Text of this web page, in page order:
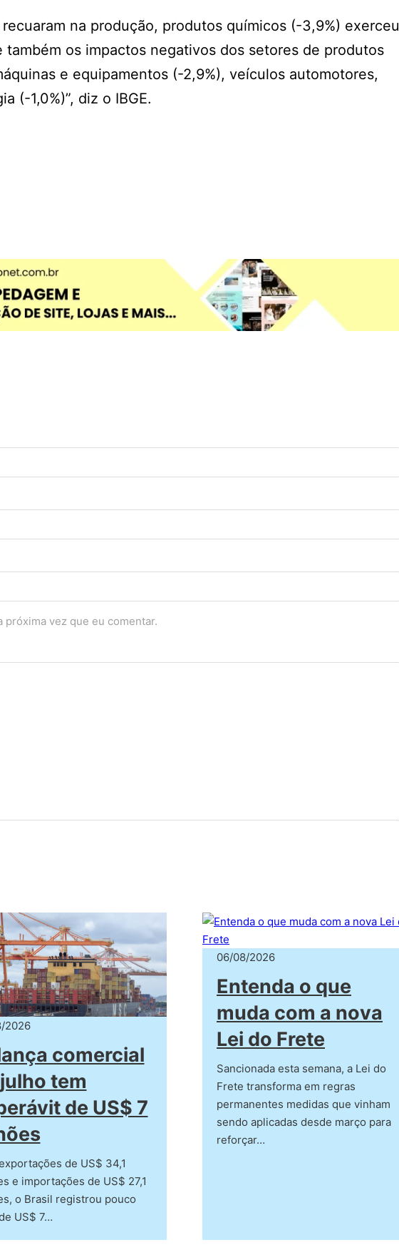
na produção, produtos químicos (-3,9%) exerceu
os impactos negativos dos setores de produtos
e equipamentos (-2,9%), veículos automotores,
(-1,0%)”, diz o IBGE.
vez que eu comentar.
2026
comercial
tem
de US$ 7
de US$ 34,1
e importações de US$ 27,1
o Brasil registrou pouco
US$ 7…
06/08/2026
Entenda o que
muda com a nova
Lei do Frete
Sancionada esta semana, a Lei do
Frete transforma em regras
permanentes medidas que vinham
sendo aplicadas desde março para
reforçar…